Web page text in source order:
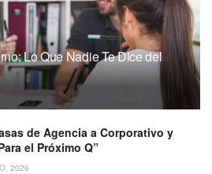
Lo Que Nadie Te Dice del
de Agencia a Corporativo y
el Próximo Q”
2026